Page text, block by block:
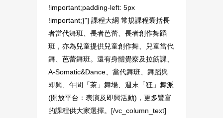
!important;padding-left: 5px
!important;}"] 課程大綱 常規課程囊括長
者當代舞班、長者芭蕾、長者創作舞蹈
班，亦為兒童提供兒童創作舞、兒童當代
舞、芭蕾舞班。還有身體覺察及拉筋課、
A-Somatic&Dance、當代舞班、舞蹈與
即興、午間「茶」舞場、週末「狂」舞派
(開放平台：表演及即興活動)，更多豐富
的課程供大家選擇。[/vc_column_text]